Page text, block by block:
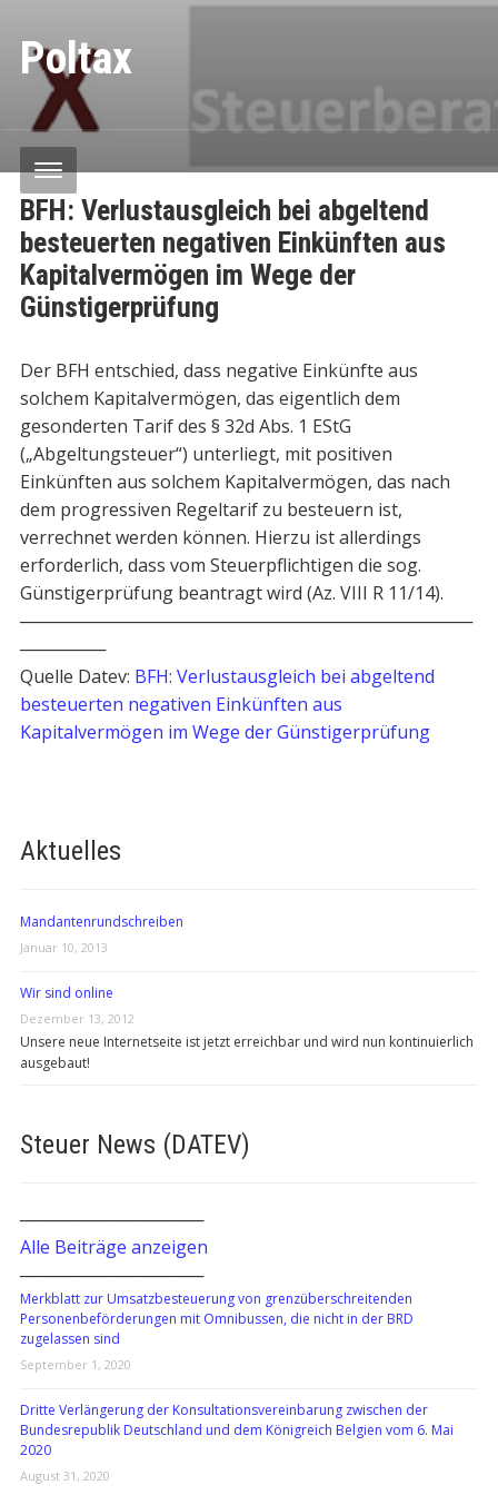
Poltax
Aktuelles
Mandantenrundschreiben
Januar 10, 2013
Wir sind online
Dezember 13, 2012
Unsere neue Internetseite ist jetzt erreichbar und wird nun kontinuierlich
ausgebaut!
BFH: Verlustausgleich bei abgeltend
besteuerten negativen Einkünften aus
Kapitalvermögen im Wege der
Günstigerprüfung
Der BFH entschied, dass negative Einkünfte aus
solchem Kapitalvermögen, das eigentlich dem
gesonderten Tarif des § 32d Abs. 1 EStG
(„Abgeltungsteuer“) unterliegt, mit positiven
Einkünften aus solchem Kapitalvermögen, das nach
dem progressiven Regeltarif zu besteuern ist,
verrechnet werden können. Hierzu ist allerdings
erforderlich, dass vom Steuerpflichtigen die sog.
Günstigerprüfung beantragt wird (Az. VIII R 11/14).
─────────────────────────────────────
───────
Quelle Datev: BFH: Verlustausgleich bei abgeltend
besteuerten negativen Einkünften aus
Kapitalvermögen im Wege der Günstigerprüfung
Steuer News (DATEV)
───────────────
Alle Beiträge anzeigen
───────────────
Merkblatt zur Umsatzbesteuerung von grenzüberschreitenden
Personenbeförderungen mit Omnibussen, die nicht in der BRD
zugelassen sind
September 1, 2020
Dritte Verlängerung der Konsultationsvereinbarung zwischen der
Bundesrepublik Deutschland und dem Königreich Belgien vom 6. Mai
2020
August 31, 2020